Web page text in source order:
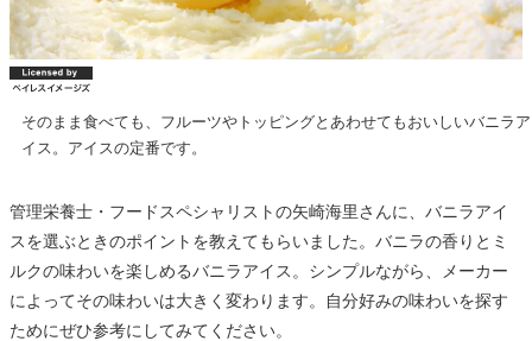
そのまま食べても、フルーツやトッピングとあわせてもおいしいバニラア
イス。アイスの定番です。
管理栄養士・フードスペシャリストの矢崎海里さんに、バニラアイ
スを選ぶときのポイントを教えてもらいました。バニラの香りとミ
ルクの味わいを楽しめるバニラアイス。シンプルながら、メーカー
によってその味わいは大きく変わります。自分好みの味わいを探す
ためにぜひ参考にしてみてください。